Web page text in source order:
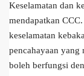
Keselamatan dan
mendapatkan
keselamatan
pencahayaan yang
boleh berfungsi